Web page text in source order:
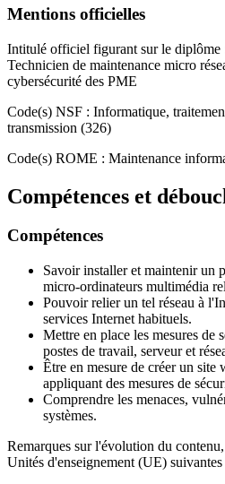
Mentions officielles
Intitulé officiel figurant sur le diplôme
Technicien de maintenance micro
cybersécurité des PME
Code(s) NSF : Informatique,
transmission (326)
Code(s) ROME : Maintenance
Compétences et
Compétences
Savoir installer et maintenir un
micro-ordinateurs multimédia
Pouvoir relier un tel réseau à
services Internet habituels.
Mettre en place les mesures de
postes de travail, serveur et
Être en mesure de créer un site
appliquant des mesures de
Comprendre les menaces,
systèmes.
Remarques sur l'évolution du
Unités d'enseignement (UE) suivantes